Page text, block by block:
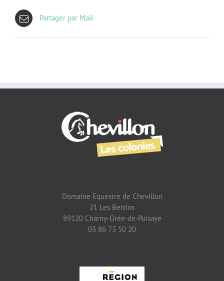
Partager par Mail
Domaine Equestre de Chevillon
21 Les Bertins
89120 Charny-Orée-de-Puisaye
03 86 73 50 20